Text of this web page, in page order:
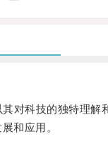
科技的独特理解
和应用。